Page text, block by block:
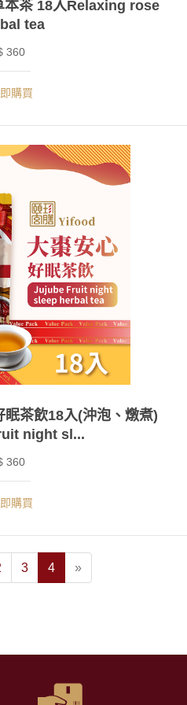
本茶 18入Relaxing rose
tea
360
購買
眠茶飲18入(沖泡、燉煮)
night sl...
360
購買
3 4 »